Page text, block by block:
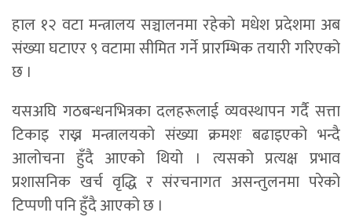
हाल १२ वटा मन्त्रालय सञ्चालनमा रहेको मधेश प्रदेशमा अब
संख्या घटाएर ९ वटामा सीमित गर्ने प्रारम्भिक तयारी गरिएको
छ ।
यसअघि गठबन्धनभित्रका दलहरूलाई व्यवस्थापन गर्दै सत्ता
टिकाइ राख्न मन्त्रालयको संख्या क्रमशः बढाइएको भन्दै
आलोचना हुँदै आएको थियो । त्यसको प्रत्यक्ष प्रभाव
प्रशासनिक खर्च वृद्धि र संरचनागत असन्तुलनमा परेको
टिप्पणी पनि हुँदै आएको छ ।